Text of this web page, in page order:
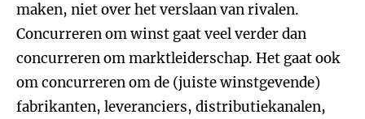
maken, niet over het verslaan van rivalen.
Concurreren om winst gaat veel verder dan
concurreren om marktleiderschap. Het gaat ook
om concurreren om de (juiste winstgevende)
fabrikanten, leveranciers, distributiekanalen,